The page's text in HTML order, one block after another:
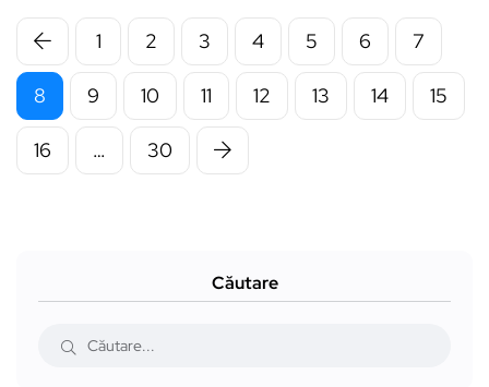
1 2 3 4 5 6 7
8 9 10 11 12 13 14 15
16 … 30
Căutare